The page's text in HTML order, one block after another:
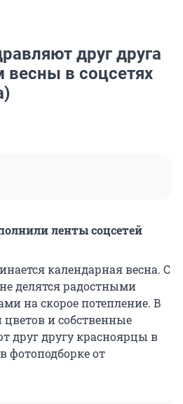
друг друга
в соцсетях
ленты соцсетей
календарная весна. С
делятся радостными
на скорое потепление. В
и собственные
друг другу красноярцы в
фотоподборке от